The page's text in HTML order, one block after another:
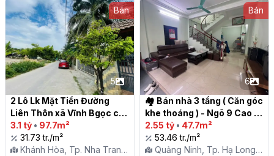
Bán
5
2 Lô Lk Mặt Tiền Đường
Liên Thôn xã Vĩnh Bgọc cũ
chạy vô 500m- Nay là
trung tâm Phường Tây Nha
Trang
3.1 tỷ • 97.7m²
31.73 tr./m²
Khánh Hòa, Tp. Nha Trang,
Bán
6
🏘 Bán nhà 3 tầng ( Căn góc
khe thoáng ) - Ngõ 9 Cao
Thắng, Hạ Long
2.55 tỷ • 47.7m²
53.46 tr./m²
Quảng Ninh, Tp. Hạ Long,